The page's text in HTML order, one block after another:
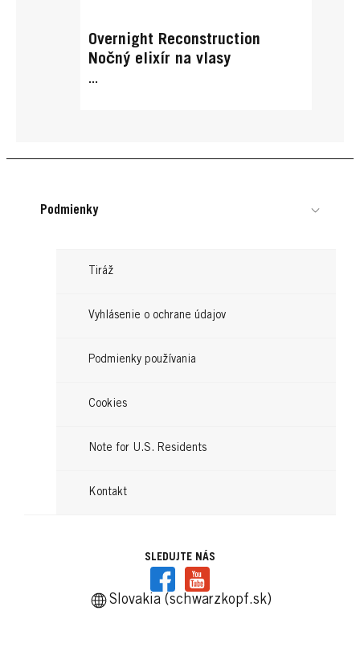
Overnight Reconstruction
Nočný elixír na vlasy
...
GLISS
Overnight Repair Nočný elixír
...
Podmienky
Tiráž
Vyhlásenie o ochrane údajov
Podmienky používania
Cookies
Note for U.S. Residents
Kontakt
SLEDUJTE NÁS
Slovakia (schwarzkopf.sk)